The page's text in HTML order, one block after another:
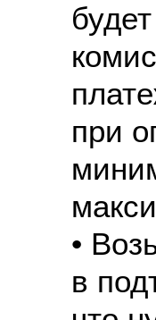
при
•
в